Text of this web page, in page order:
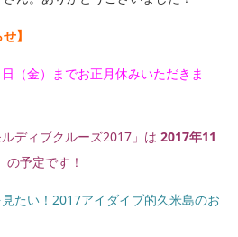
】
（金）までお正月休みいただきま
ディブクルーズ2017」は 2017年11
の予定です！
たい！2017アイダイブ的久米島のお